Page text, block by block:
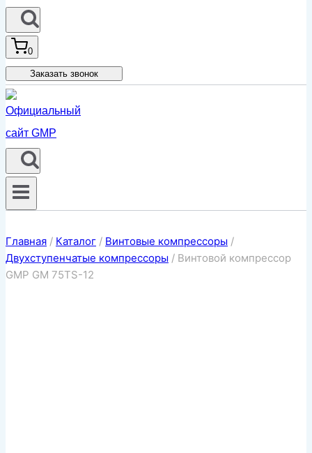
0
Заказать звонок
Главная / Каталог / Винтовые компрессоры /
Двухступенчатые компрессоры / Винтовой компрессор
GMP GM 75TS-12